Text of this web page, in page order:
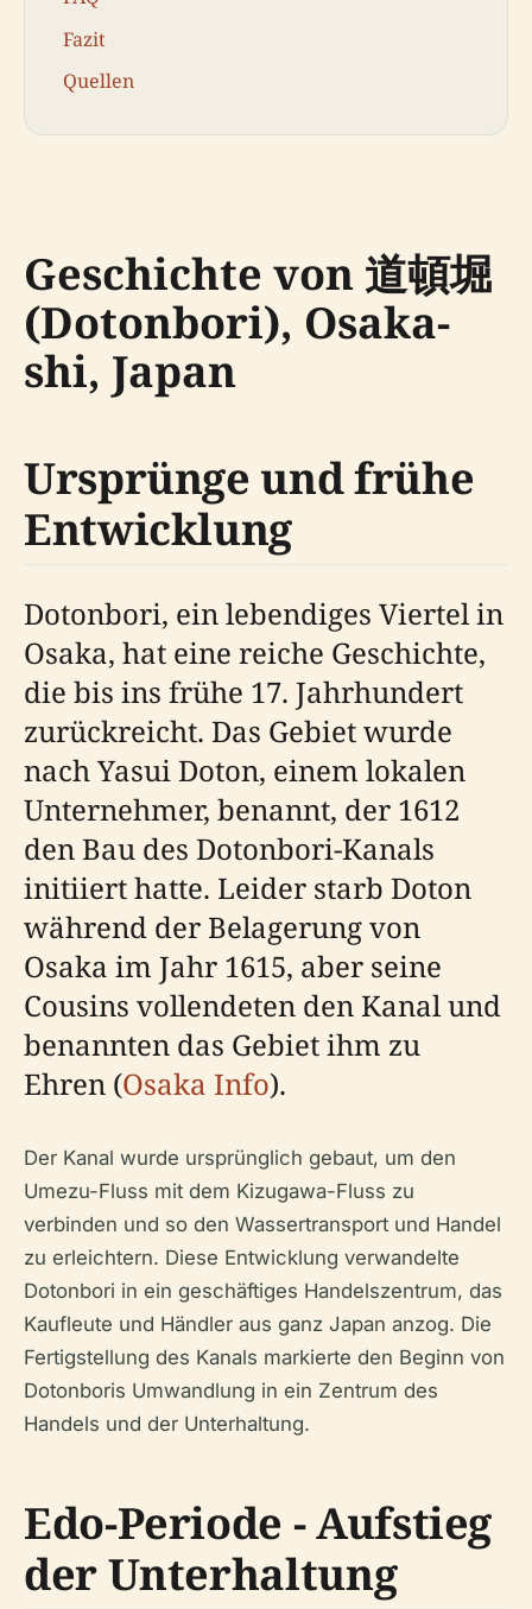
Fazit
Quellen
Geschichte von 道頓堀
(Dotonbori), Osaka-
shi, Japan
Ursprünge und frühe
Entwicklung
Dotonbori, ein lebendiges Viertel in
Osaka, hat eine reiche Geschichte,
die bis ins frühe 17. Jahrhundert
zurückreicht. Das Gebiet wurde
nach Yasui Doton, einem lokalen
Unternehmer, benannt, der 1612
den Bau des Dotonbori-Kanals
initiiert hatte. Leider starb Doton
während der Belagerung von
Osaka im Jahr 1615, aber seine
Cousins vollendeten den Kanal und
benannten das Gebiet ihm zu
Ehren (Osaka Info).
Der Kanal wurde ursprünglich gebaut, um den
Umezu-Fluss mit dem Kizugawa-Fluss zu
verbinden und so den Wassertransport und Handel
zu erleichtern. Diese Entwicklung verwandelte
Dotonbori in ein geschäftiges Handelszentrum, das
Kaufleute und Händler aus ganz Japan anzog. Die
Fertigstellung des Kanals markierte den Beginn von
Dotonboris Umwandlung in ein Zentrum des
Handels und der Unterhaltung.
Edo-Periode - Aufstieg
der Unterhaltung